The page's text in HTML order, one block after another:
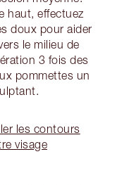
haut, effectuez
doux pour aider
le milieu de
3 fois des
pommettes un
les contours
visage